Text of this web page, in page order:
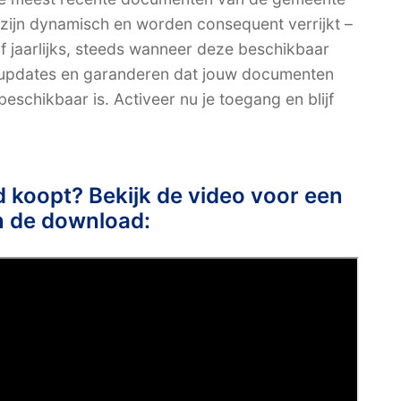
dynamisch en worden consequent verrijkt –
steeds wanneer deze beschikbaar
en garanderen dat jouw documenten
is. Activeer nu je toegang en blijf
koopt? Bekijk de video voor een
de download: